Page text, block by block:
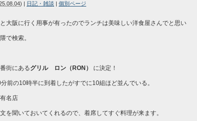
) | 日記・雑談 | 個別ページ
大阪に行く用事が有ったのでランチは美味しい洋食屋さんでと思い
で検索。
街にあるグリル ロン（RON） に決定！
前の10時半に到着したがすでに10組ほど並んでいる。
名店
を聞いておいてくれるので、着席してすぐ料理が来ます。